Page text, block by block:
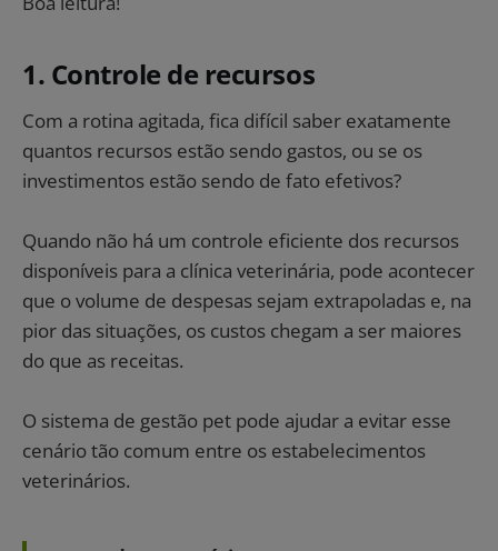
1. Controle de recursos​
Com a rotina agitada, fica difícil saber exatamente
quantos recursos estão sendo gastos, ou se os
investimentos estão sendo de fato efetivos?
Quando não há um controle eficiente dos recursos
disponíveis para a clínica veterinária, pode acontecer
que o volume de despesas sejam extrapoladas e, na
pior das situações, os custos chegam a ser maiores
do que as receitas.
O sistema de gestão pet pode ajudar a evitar esse
cenário tão comum entre os estabelecimentos
veterinários.